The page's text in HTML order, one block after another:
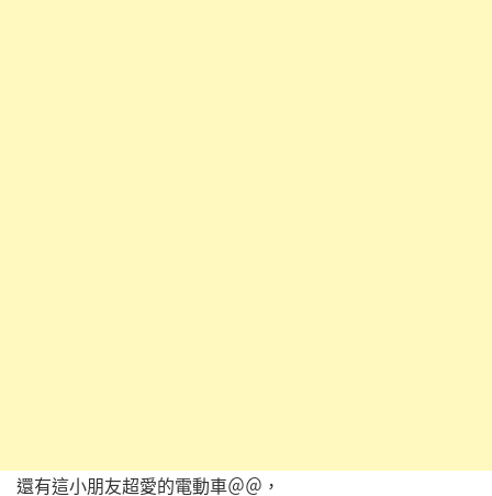
還有這小朋友超愛的電動車＠＠，